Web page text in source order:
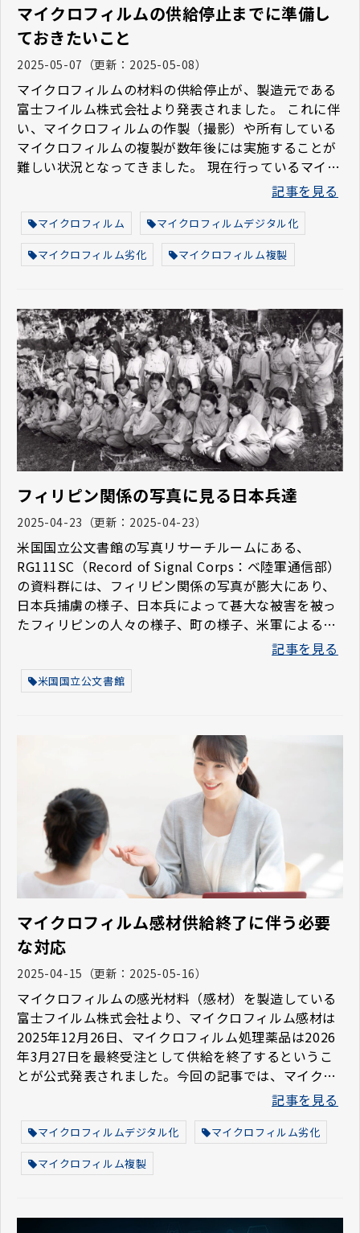
マイクロフィルムの供給停止までに準備し
ておきたいこと
2025-05-07 （更新： 2025-05-08）
マイクロフィルムの材料の供給停止が、製造元である
富士フイルム株式会社より発表されました。 これに伴
い、マイクロフィルムの作製（撮影）や所有している
マイクロフィルムの複製が数年後には実施することが
難しい状況となってきました。 現在行っているマイク
ロフィルム業務、また今後計画されているマイクロフ
に行うべき準備などは、どのようなことがあるでしょ
うか。 今回はマイクロフィルム供給停止までに準備す
べきポイントをまとめました。
記事を見る
マイクロフィルム マイクロフィルムデジタル化
マイクロフィルム劣化 マイクロフィルム複製
フィリピン関係の写真に見る日本兵達
2025-04-23 （更新： 2025-04-23）
米国国立公文書館の写真リサーチルームにある、
RG111SC（Record of Signal Corps：ベ陸軍通信部）
の資料群には、フィリピン関係の写真が膨大にあり、
日本兵捕虜の様子、日本兵によって甚大な被害を被っ
たフィリピンの人々の様子、町の様子、米軍による統
治や整備など多岐にわたっています。今回はそうした
記事を見る
米国国立公文書館
マイクロフィルム感材供給終了に伴う必要
な対応
2025-04-15 （更新： 2025-05-16）
マイクロフィルムの感光材料（感材）を製造している
富士フイルム株式会社より、マイクロフィルム感材は
2025年12月26日、マイクロフィルム処理薬品は2026
年3月27日を最終受注として供給を終了するというこ
とが公式発表されました。今回の記事では、マイクロ
フィルム感材供給終了に伴って必要となる対応をご紹
記事を見る
マイクロフィルムデジタル化 マイクロフィルム劣化
マイクロフィルム複製